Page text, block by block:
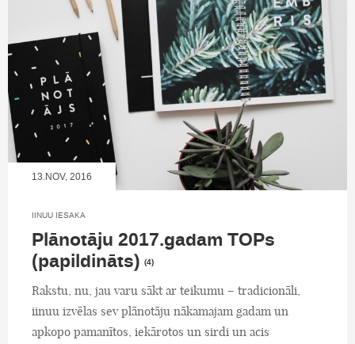
13.NOV, 2016
IINUU IESAKA
Plānotāju 2017.gadam TOPs
(papildināts) (4)
Rakstu, nu, jau varu sākt ar teikumu – tradicionāli,
iinuu izvēlas sev plānotāju nākamajam gadam un
apkopo pamanītos, iekārotos un sirdi un acis